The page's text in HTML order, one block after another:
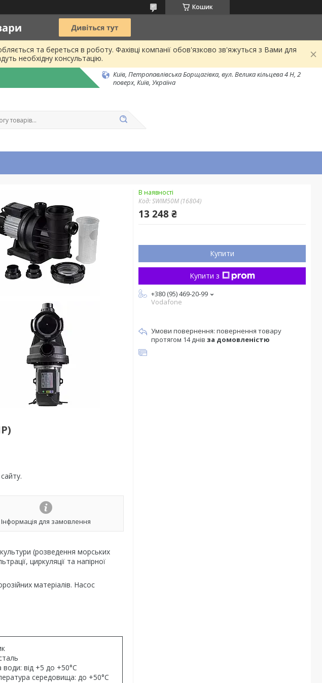
Кошик
та береться в роботу. Фахівці компанії обов'язково зв'яжуться з Вами для
необхідну консультацію.
Київ, Петропавлівська Борщагівка, вул. Велика кільцева 4 Н, 2
поверх, Київ, Україна
Інформація для замовлення
(розведення морських
циркуляції та напірної
матеріалів. Насос
від +5 до +50°C
середовища: до +50°C
В наявності
Код:SWIM50M (16804)
13 248 ₴
Купити
Купити з
+380 (95) 469-20-99
Vodafone
повернення товару
протягом 14 днів за домовленістю